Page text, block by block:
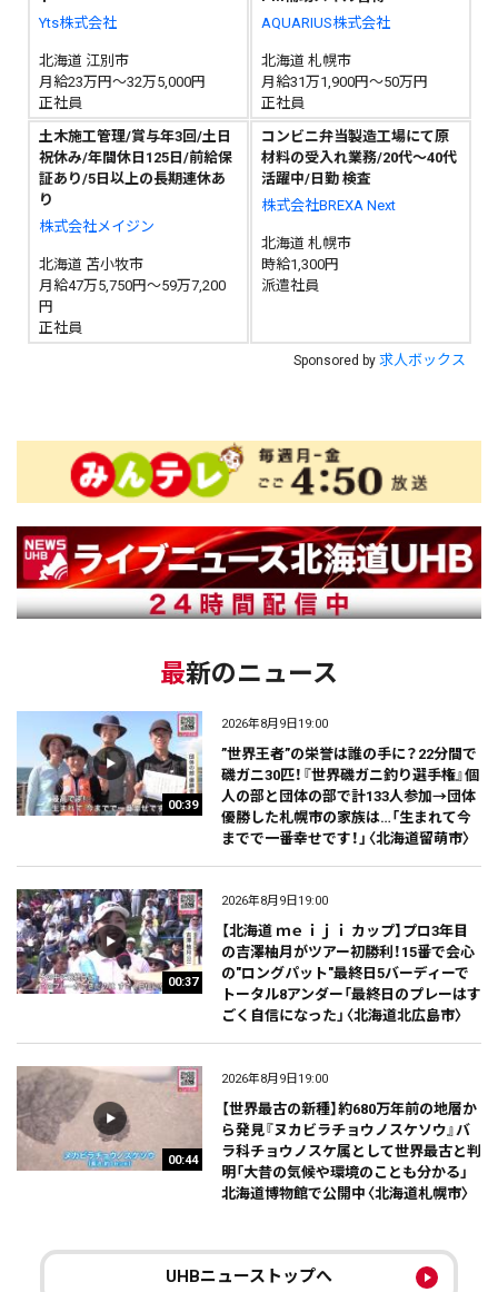
Yts株式会社
北海道 江別市
月給23万円～32万5,000円
正社員
AQUARIUS株式会社
北海道 札幌市
月給31万1,900円～50万円
正社員
土木施工管理/賞与年3回/土日
祝休み/年間休日125日/前給保
証あり/5日以上の長期連休あ
り
株式会社メイジン
北海道 苫小牧市
月給47万5,750円～59万7,200
円
正社員
コンビニ弁当製造工場にて原
材料の受入れ業務/20代～40代
活躍中/日勤 検査
株式会社BREXA Next
北海道 札幌市
時給1,300円
派遣社員
Sponsored by 求人ボックス
最新のニュース
00:39
2026年8月9日19:00
”世界王者”の栄誉は誰の手に？22分間で
磯ガニ30匹！『世界磯ガニ釣り選手権』個
人の部と団体の部で計133人参加→団体
優勝した札幌市の家族は…「生まれて今
までで一番幸せです！」〈北海道留萌市〉
00:37
2026年8月9日19:00
【北海道 ｍｅｉｊｉ カップ】プロ3年目
の吉澤柚月がツアー初勝利！15番で会心
の"ロングパット"最終日5バーディーで
トータル8アンダー「最終日のプレーはす
ごく自信になった」〈北海道北広島市〉
00:44
2026年8月9日19:00
【世界最古の新種】約680万年前の地層か
ら発見『ヌカビラチョウノスケソウ』バ
ラ科チョウノスケ属として世界最古と判
明「大昔の気候や環境のことも分かる」
北海道博物館で公開中〈北海道札幌市〉
UHBニューストップへ